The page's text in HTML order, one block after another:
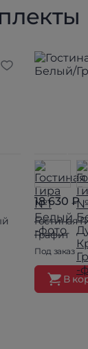
18 630 ₽
Гостиная
Графит
Под заказ
В